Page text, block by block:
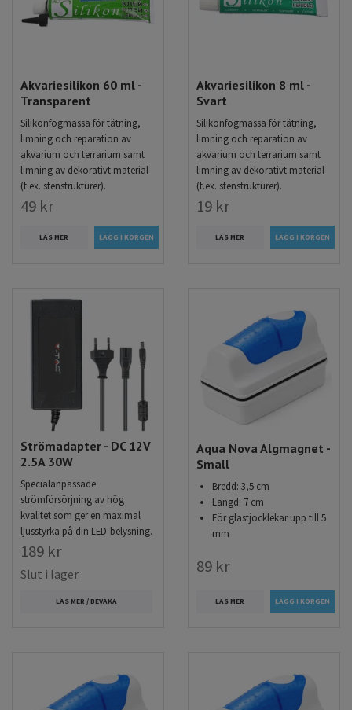
Akvariesilikon 60 ml -
Transparent
Silikonfogmassa för tätning,
limning och reparation av
akvarium och terrarium samt
limning av dekorativt material
(t.ex. stenstrukturer).
49 kr
LÄS MER
Akvariesilikon 8 ml -
Svart
Silikonfogmassa för tätning,
limning och reparation av
akvarium och terrarium samt
limning av dekorativt material
(t.ex. stenstrukturer).
19 kr
LÄS MER
Strömadapter - DC 12V
2.5A 30W
Specialanpassade
strömförsörjning av hög
kvalitet som ger en maximal
ljusstyrka på din LED-belysning.
189 kr
Slut i lager
LÄS MER / BEVAKA
Aqua Nova Algmagnet -
Small
Bredd: 3,5 cm
Längd: 7 cm
För glastjocklekar upp till 5
mm
89 kr
LÄS MER